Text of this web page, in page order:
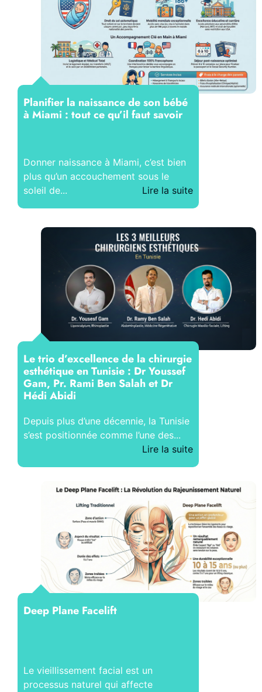
Planifier la naissance de son bébé
à Miami : tout ce qu’il faut savoir
Donner naissance à Miami, c’est bien
plus qu’un accouchement sous le
soleil de...
Lire la suite
Le trio d’excellence de la chirurgie
esthétique en Tunisie : Dr Youssef
Gam, Pr. Rami Ben Salah et Dr
Hédi Abidi
Depuis plus d’une décennie, la Tunisie
s’est positionnée comme l’une des...
Lire la suite
Deep Plane Facelift
Le vieillissement facial est un
processus naturel qui affecte